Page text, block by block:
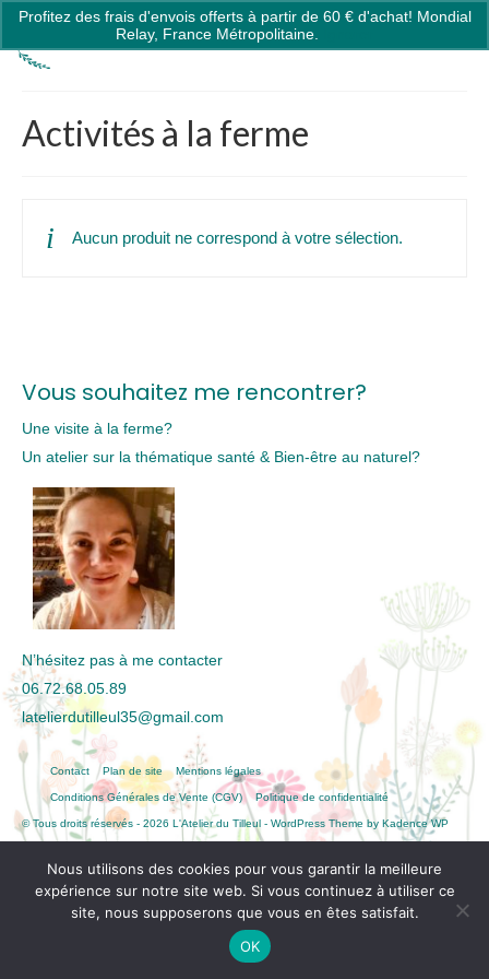
Profitez des frais d'envois offerts à partir de 60 € d'achat! Mondial
Relay, France Métropolitaine.
Activités à la ferme
Aucun produit ne correspond à votre sélection.
Vous souhaitez me rencontrer?
Une visite à la ferme?
Un atelier sur la thématique santé & Bien-être au naturel?
N’hésitez pas à me contacter
06.72.68.05.89
latelierdutilleul35@gmail.com
Contact Plan de site Mentions légales
Conditions Générales de Vente (CGV) Politique de confidentialité
© Tous droits réservés - 2026 L'Atelier du Tilleul - WordPress Theme by Kadence WP
Nous utilisons des cookies pour vous garantir la meilleure
expérience sur notre site web. Si vous continuez à utiliser ce
site, nous supposerons que vous en êtes satisfait.
OK